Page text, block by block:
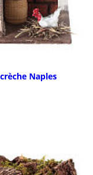
Naples